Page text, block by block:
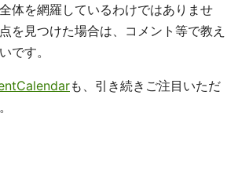
体を網羅しているわけではありませ
を見つけた場合は、コメント等で教え
です。
も、引き続きご注目いただ